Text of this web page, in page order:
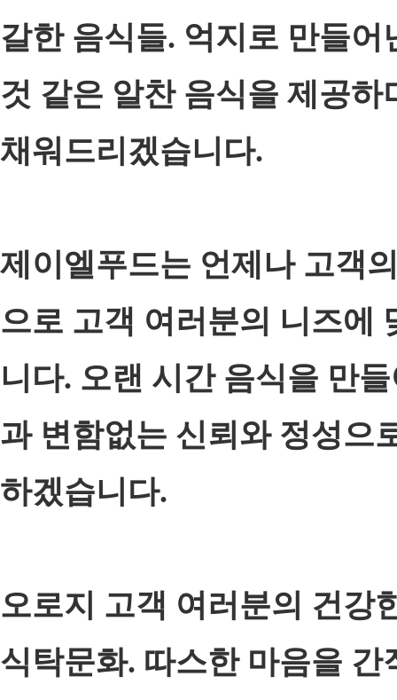
갈한 음식들. 억지로 만들
것 같은 알찬 음식을 제공
채워드리겠습니다.
제이엘푸드는 언제나 고객
으로 고객 여러분의 니즈에
니다. 오랜 시간 음식을 만
과 변함없는 신뢰와 정성으
하겠습니다.
오로지 고객 여러분의 건강
식탁문화. 따스한 마음을